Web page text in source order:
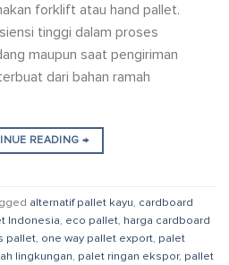
forklift atau hand pallet.
tinggi dalam proses
maupun saat pengiriman
dari bahan ramah
READING →
alternatif pallet kayu, cardboard
Indonesia, eco pallet, harga cardboard
pallet, one way pallet export, palet
lingkungan, palet ringan ekspor, pallet